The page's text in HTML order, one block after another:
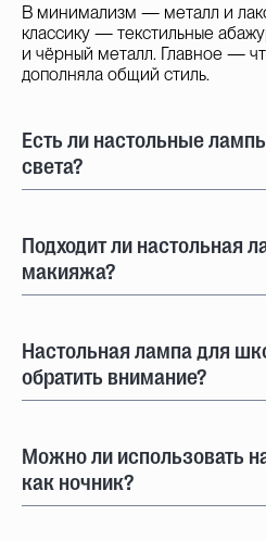
В минимализм — металл и
классику — текстильные
и чёрный металл. Главное —
дополняла общий стиль.
Есть ли настольные
света?
Подходит ли настольная
макияжа?
Настольная лампа для
обратить внимание?
Можно ли использовать
как ночник?